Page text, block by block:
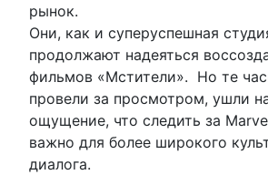
рынок.
Они, как и суперуспешная
продолжают надеяться
фильмов «Мстители». Но те
провели за просмотром, ушли
ощущение, что следить за
важно для более широкого
диалога.